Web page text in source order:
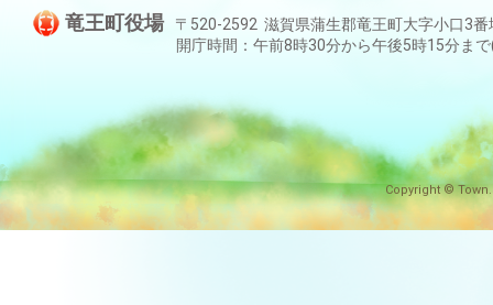
竜王町役場
〒520-2592 滋賀県蒲生郡竜王町大字小口3
開庁時間：午前8時30分から午後5時15分ま
Copyright ©